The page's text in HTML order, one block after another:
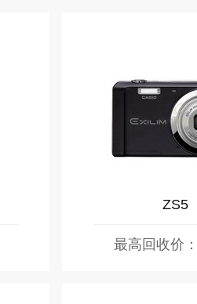
ZS5
最高回收价：